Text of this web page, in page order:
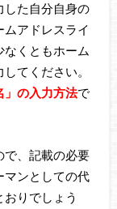
した自分自身の
アドレスライ
くともホーム
てください。
」の入力方法で
で、記載の必要
マンとしての代
りでしょう